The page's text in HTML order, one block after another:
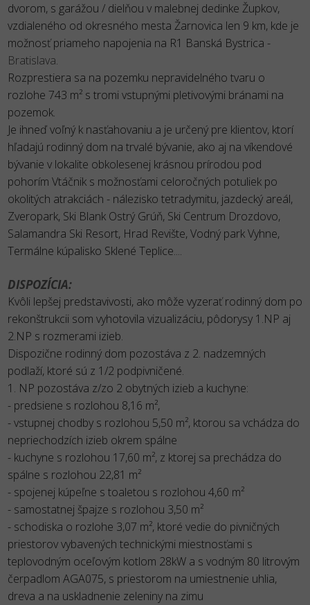
dvorom, s garážou / dielňou v malebnej dedinke Župkov,
vzdialeného od okresného mesta Žarnovica len 9 km, kde je
možnosť priameho napojenia na R1 Banská Bystrica -
Bratislava.
Rozprestiera sa na pozemku nepravidelného tvaru o
rozlohe 743 m² s tromi vstupnými pletivovými bránami na
pozemok.
Je ihneď voľný k nasťahovaniu a je určený pre klientov, ktorí
hľadajú rodinný dom na trvalé bývanie, ako aj na víkendové
bývanie v lokalite obkolesenej krásnou prírodou pod
pohorím Vtáčnik s možnosťami celoročných potuliek po
okolitých atrakciách - nálezisko tetradymitu, jazdecký areál,
Zveropark, Ski Blank Ostrý Grúň, Ski Centrum Drozdovo,
Salamandra Ski Resort, Hrad Revište, Vodný park Vyhne,
Termálne kúpalisko Sklené Teplice....
DISPOZÍCIA:
Kvôli lepšej predstavivosti, ako môže vyzerať rodinný dom po
rekonštrukcii som vyhotovila vizualizáciu, pôdorysy 1.NP aj
2.NP s rozmerami izieb.
Dispozične rodinný dom pozostáva z 2. nadzemných
podlaží, ktoré sú z 1/2 podpivničené.
1. NP pozostáva z/zo 2 obytných izieb a kuchyne:
- predsiene s rozlohou 8,16 m²,
- vstupnej chodby s rozlohou 5,50 m², ktorou sa vchádza do
nepriechodzích izieb okrem spálne
- kuchyne s rozlohou 17,60 m², z ktorej sa prechádza do
spálne s rozlohou 22,81 m²
- spojenej kúpeľne s toaletou s rozlohou 4,60 m²
- samostatnej špajze s rozlohou 3,50 m²
- schodiska o rozlohe 3,07 m², ktoré vedie do pivničných
priestorov vybavených technickými miestnosťami s
teplovodným oceľovým kotlom 28kW a s vodným 80 litrovým
čerpadlom AGA075, s priestorom na umiestnenie uhlia,
dreva a na uskladnenie zeleniny na zimu